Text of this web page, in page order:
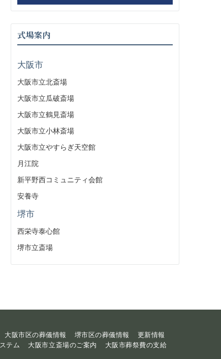
式場案内
大阪市
大阪市立北斎場
大阪市立瓜破斎場
大阪市立鶴見斎場
大阪市立小林斎場
大阪市立やすらぎ天空館
月江院
新平野西コミュニティ会館
安養寺
堺市
西栄寺泰心館
堺市立斎場
大阪市区の葬儀情報 堺市区の葬儀情報
更新情報
テム 大阪市立斎場のご案内
大阪市葬祭費の支給